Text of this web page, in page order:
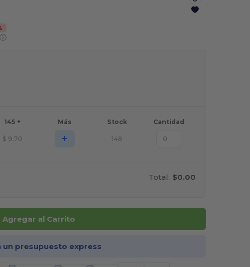
ⓘ
145 + Más Stock Cantidad
$ 9.70 + 148
Total: $0.00
Agregar al Carrito
un presupuesto express